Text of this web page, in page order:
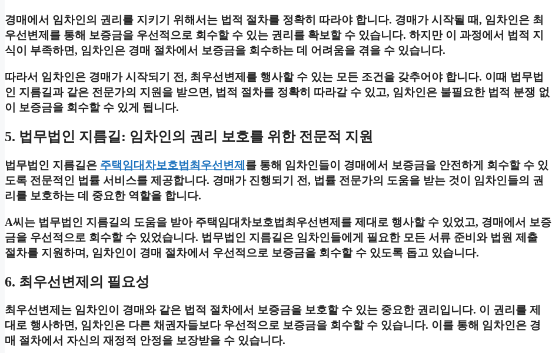
경매에서 임차인의 권리를 지키기 위해서는 법적 절차를 정확히 따라야 합니다. 경매가 시작될 때, 임차인은 최
우선변제를 통해 보증금을 우선적으로 회수할 수 있는 권리를 확보할 수 있습니다. 하지만 이 과정에서 법적 지
식이 부족하면, 임차인은 경매 절차에서 보증금을 회수하는 데 어려움을 겪을 수 있습니다.
따라서 임차인은 경매가 시작되기 전, 최우선변제를 행사할 수 있는 모든 조건을 갖추어야 합니다. 이때 법무법
인 지름길과 같은 전문가의 지원을 받으면, 법적 절차를 정확히 따라갈 수 있고, 임차인은 불필요한 법적 분쟁 없
이 보증금을 회수할 수 있게 됩니다.
5. 법무법인 지름길: 임차인의 권리 보호를 위한 전문적 지원
법무법인 지름길은 주택임대차보호법최우선변제 를 통해 임차인들이 경매에서 보증금을 안전하게 회수할 수 있
도록 전문적인 법률 서비스를 제공합니다. 경매가 진행되기 전, 법률 전문가의 도움을 받는 것이 임차인들의 권
리를 보호하는 데 중요한 역할을 합니다.
A씨는 법무법인 지름길의 도움을 받아 주택임대차보호법최우선변제를 제대로 행사할 수 있었고, 경매에서 보증
금을 우선적으로 회수할 수 있었습니다. 법무법인 지름길은 임차인들에게 필요한 모든 서류 준비와 법원 제출
절차를 지원하며, 임차인이 경매 절차에서 우선적으로 보증금을 회수할 수 있도록 돕고 있습니다.
6. 최우선변제의 필요성
최우선변제는 임차인이 경매와 같은 법적 절차에서 보증금을 보호할 수 있는 중요한 권리입니다. 이 권리를 제
대로 행사하면, 임차인은 다른 채권자들보다 우선적으로 보증금을 회수할 수 있습니다. 이를 통해 임차인은 경
매 절차에서 자신의 재정적 안정을 보장받을 수 있습니다.